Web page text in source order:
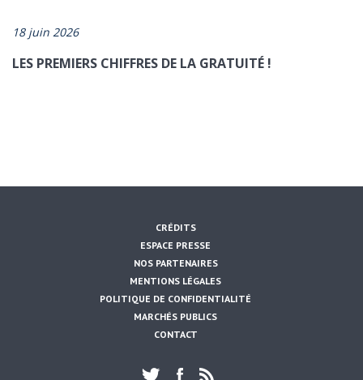
18 juin 2026
LES PREMIERS CHIFFRES DE LA GRATUITÉ !
CRÉDITS
ESPACE PRESSE
NOS PARTENAIRES
MENTIONS LÉGALES
POLITIQUE DE CONFIDENTIALITÉ
MARCHÉS PUBLICS
CONTACT